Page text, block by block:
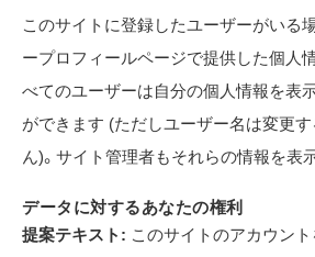
このサイトに登録したユーザーがいる
ープロフィールページで提供した個人
べてのユーザーは自分の個人情報を表示
ができます (ただしユーザー名は変更
ん)。サイト管理者もそれらの情報を表示
データに対するあなたの権利
提案テキスト: このサイトのアカウント